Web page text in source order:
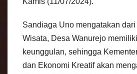
Sandiaga Uno mengatakan
Wisata, Desa Wanurejo
keunggulan, sehingga
dan Ekonomi Kreatif akan